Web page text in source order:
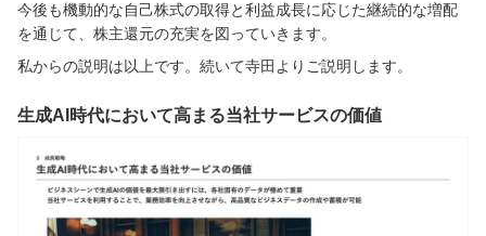
今後も機動的な自己株式の取得と利益成長に応じた継続的な増配
を通じて、株主還元の充実を図っていきます。
私からの説明は以上です。続いて寺田よりご説明します。
生成AI時代において高まる当社サービスの価値